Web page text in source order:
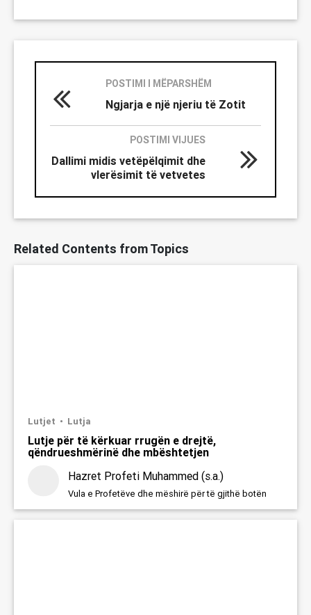
Related Contents from Topics
Lutjet Lutja
Lutje për të kërkuar rrugën e drejtë,
qëndrueshmërinë dhe mbështetjen
Hazret Profeti Muhammed (s.a.)
Vula e Profetëve dhe mëshirë për të gjithë botën
POSTIMI I MËPARSHËM
Ngjarja e një njeriu të Zotit
POSTIMI VIJUES
Dallimi midis vetëpëlqimit dhe
vlerësimit të vetvetes